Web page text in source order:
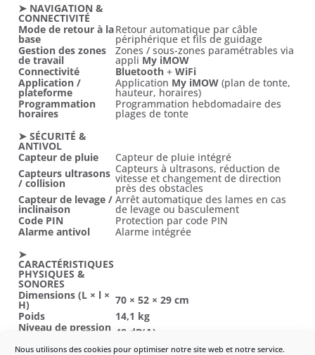
Nous utilisons des cookies pour optimiser notre site web et notre service.
➤ NAVIGATION &
CONNECTIVITÉ
Mode de retour à la
base
Retour automatique par câble
périphérique et fils de guidage
Gestion des zones
de travail
Zones / sous-zones paramétrables via
appli My iMOW
Connectivité
Bluetooth + WiFi
Application /
plateforme
Application My iMOW (plan de tonte,
hauteur, horaires)
Programmation
horaires
Programmation hebdomadaire des
plages de tonte
➤ SÉCURITÉ &
ANTIVOL
Capteur de pluie
Capteur de pluie intégré
Capteurs ultrasons
/ collision
Capteurs à ultrasons, réduction de
vitesse et changement de direction
près des obstacles
Capteur de levage /
inclinaison
Arrêt automatique des lames en cas
de levage ou basculement
Code PIN
Protection par code PIN
Alarme antivol
Alarme intégrée
➤
CARACTÉRISTIQUES
PHYSIQUES &
SONORES
Dimensions (L × l ×
H)
70 × 52 × 29 cm
Poids
14,1 kg
Niveau de pression 48 dB(A)
Niveau de